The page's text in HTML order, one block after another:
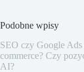
Podobne wpisy
SEO czy Google
commerce? Czy
AI?